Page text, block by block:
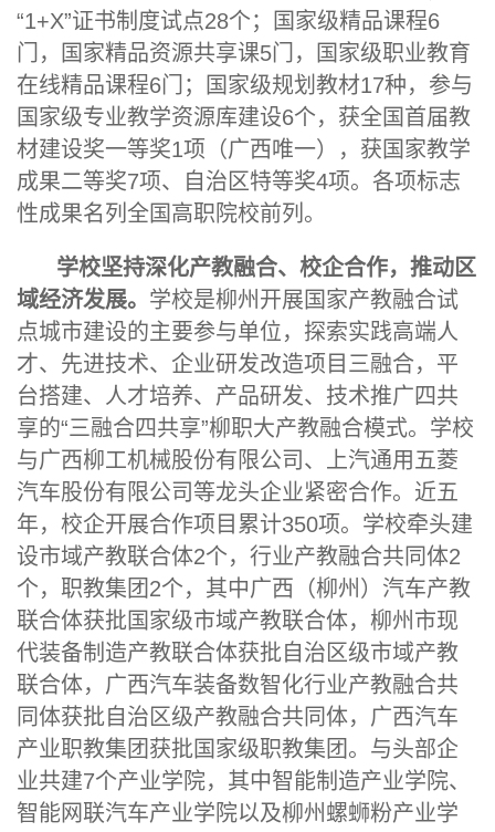
“1+X”证书制度试点28个；国家级精品课程6
门，国家精品资源共享课5门，国家级职业教育
在线精品课程6门；国家级规划教材17种，参与
国家级专业教学资源库建设6个，获全国首届教
材建设奖一等奖1项（广西唯一），获国家教学
成果二等奖7项、自治区特等奖4项。各项标志
性成果名列全国高职院校前列。
学校坚持深化产教融合、 校企合作，推动区
域经济发展。 学校是柳州开展国家产教融合试
点城市建设的主要参与单位，探索实践高端人
才、先进技术、企业研发改造项目三融合，平
台搭建、人才培养、产品研发、技术推广四共
享的“三融合四共享”柳职大产教融合模式。学校
与广西柳工机械股份有限公司、上汽通用五菱
汽车股份有限公司等龙头企业紧密合作。近五
年，校企开展合作项目累计350项。学校牵头建
设市域产教联合体2个，行业产教融合共同体2
个，职教集团2个，其中广西（柳州）汽车产教
联合体获批国家级市域产教联合体，柳州市现
代装备制造产教联合体获批自治区级市域产教
联合体，广西汽车装备数智化行业产教融合共
同体获批自治区级产教融合共同体，广西汽车
产业职教集团获批国家级职教集团。与头部企
业共建7个产业学院，其中智能制造产业学院、
智能网联汽车产业学院以及柳州螺蛳粉产业学